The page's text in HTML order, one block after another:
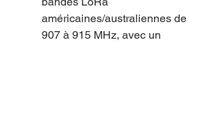
américaines/australiennes de
907 à 915 MHz, avec un